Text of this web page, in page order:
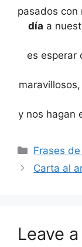
pasados con
día a
es esperar
y nos hagan
Frases
Carta al
Leave